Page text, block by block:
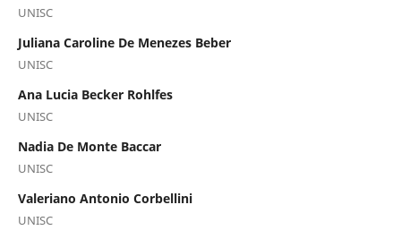
UNISC
Juliana Caroline De Menezes Beber
UNISC
Ana Lucia Becker Rohlfes
UNISC
Nadia De Monte Baccar
UNISC
Valeriano Antonio Corbellini
UNISC